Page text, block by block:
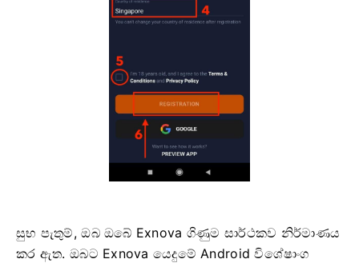
සුභ පැතුම්, ඔබ ඔබේ Exnova ගිණුම සාර්ථකව නිර්මාණය
කර ඇත. ඔබට Exnova යෙදුමේ Android විශේෂාංග